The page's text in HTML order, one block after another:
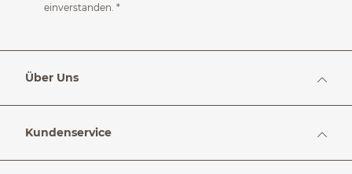
einverstanden. *
Über Uns
Kundenservice